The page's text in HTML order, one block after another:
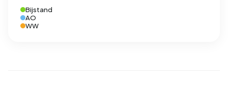
Bijstand
AO
WW